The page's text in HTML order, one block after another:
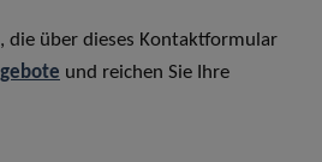
die über dieses Kontaktformular
und reichen Sie Ihre